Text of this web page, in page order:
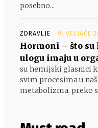
posebno...
ZDRAVLJE 9. VELJAČE
Hormoni – što
ulogu imaju u
su hemijski glasnici
svim procesima u
metabolizma, preko